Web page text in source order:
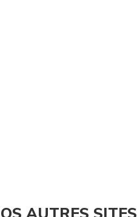
AUTRES SITES